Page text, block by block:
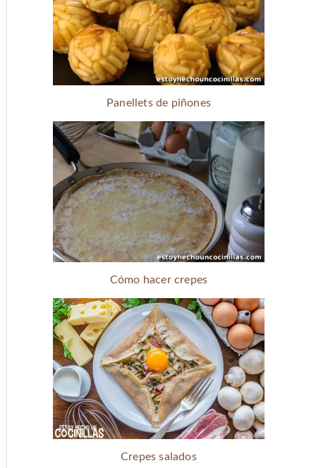
Panellets de piñones
Cómo hacer crepes
Crepes salados